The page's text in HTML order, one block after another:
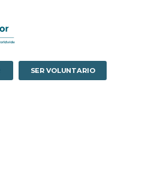
SER VOLUNTARIO